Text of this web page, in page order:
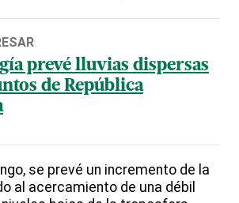
prevé lluvias dispersas
de República
se prevé un incremento de la
al acercamiento de una débil